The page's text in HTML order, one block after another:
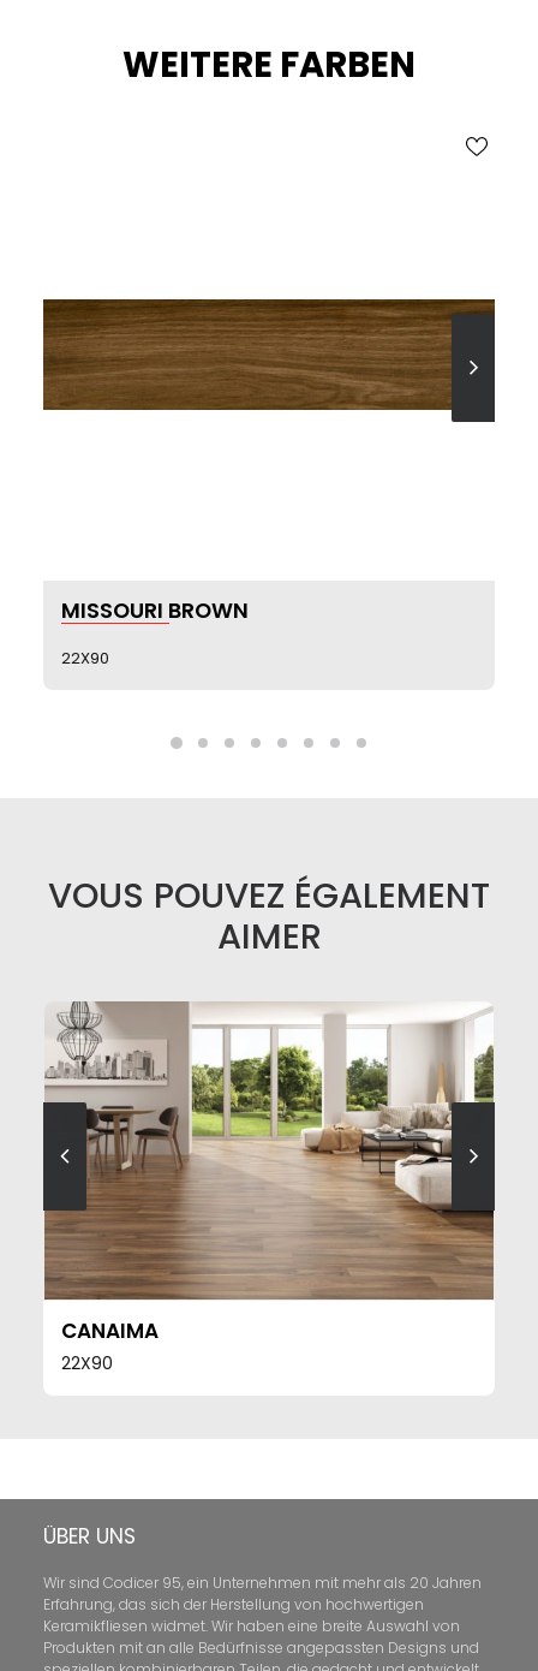
WEITERE FARBEN
SEE MORE
MISSOURI BROWN
22X90
VOUS POUVEZ ÉGALEMENT
AIMER
CANAIMA
22X90
ÜBER UNS
Wir sind Codicer 95, ein Unternehmen mit mehr als 20 Jahren
Erfahrung, das sich der Herstellung von hochwertigen
Keramikfliesen widmet. Wir haben eine breite Auswahl von
Produkten mit an alle Bedürfnisse angepassten Designs und